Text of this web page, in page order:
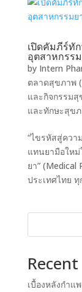
เปิดคัมภีร์ทั
อุตสาหกรร
by Intern
ตลาดสุขภาพ
และกิจกรรมสุ
และทักษะสุขภ
“ไขรหัสสู่ควา
แทนยามือใหม่
ยา”
ประเทศไทย
เบื้องหลังกำแ